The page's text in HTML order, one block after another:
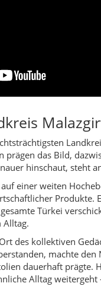
des kollektiven
machte
dauerhaft prägte.
über siebzig Dörfern
Dörfern
erzählen.
klassischer
Gastfreundschaft,
tauchen. Malazgirt
ländlichem Leben,
Essen.
vom